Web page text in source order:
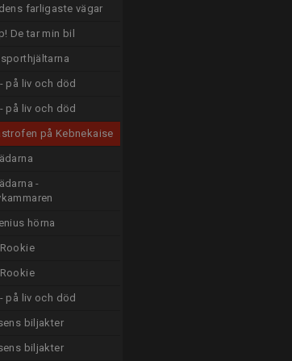
farligaste vägar
De tar min bil
på liv och död
på liv och död
på Kebnekaise
-
hörna
på liv och död
biljakter
biljakter